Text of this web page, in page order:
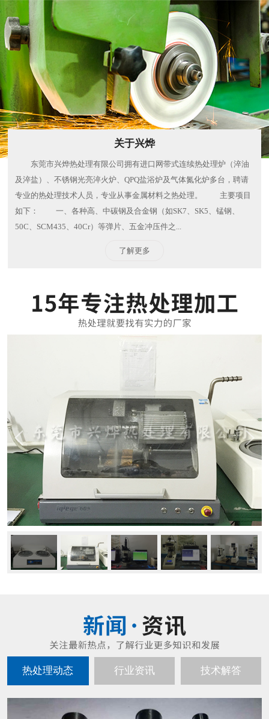
关于兴烨
东莞市兴烨热处理有限公司拥有进口网带式连续热处理炉（淬油
及淬盐）、不锈钢光亮淬火炉、QPQ盐浴炉及气体氮化炉多台，聘请
专业的热处理技术人员，专业从事金属材料之热处理。 主要项目
如下： 一、各种高、中碳钢及合金钢（如SK7、SK5、锰钢、
50C、SCM435、40Cr）等弹片、五金冲压件之...
了解更多
热处理动态 行业资讯 技术解答